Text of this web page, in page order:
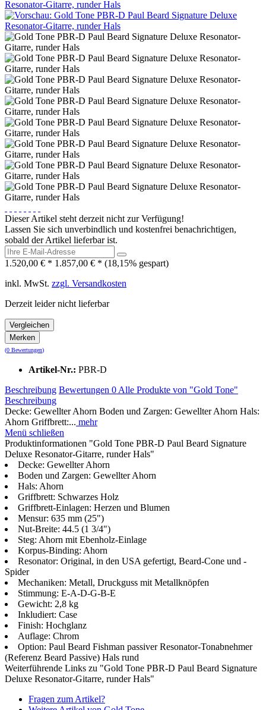
Dieser Artikel steht derzeit nicht zur Verfügung!
Lassen Sie sich unverbindlich und kostenfrei benachrichtigen,
sobald der Artikel lieferbar ist.
1.520,00 € * 1.857,00 € * (18,15% gespart)
inkl. MwSt. zzgl. Versandkosten
Derzeit leider nicht lieferbar
Vergleichen
Merken
(0 Bewertungen)
Artikel-Nr.: PBR-D
Beschreibung Bewertungen 0 Alle Produkte von "Gold Tone"
Beschreibung
Decke: Gewellter Ahorn Boden und Zargen: Gewellter Ahorn Hals:
Ahorn Griffbrett:... mehr
Menü schließen
Produktinformationen "Gold Tone PBR-D Paul Beard Signature
Deluxe Resonator-Gitarre, runder Hals"
Decke: Gewellter Ahorn
Boden und Zargen: Gewellter Ahorn
Hals: Ahorn
Griffbrett: Schwarzes Holz
Griffbrett-Einlagen: Herzen und Blumen
Mensur: 635 mm (25")
Nut-Breite: 44.5 (1 3/4")
Steg: Ahorn mit Ebenholz-Einlage
Korpus-Binding: Ahorn
Resonator: Original, in den USA gefertigt, Beard-Cone und -
Spider
Mechaniken: Metall, Druckguss mit Metallknöpfen
Stimmung: E-A-D-G-B-E
Gewicht: 2,8 kg
Inkludiert: Case
Finish: Hochglanz
Auflage: Chrom
Option: Paul Beard Fishman passiver Resonator-Tonabnehmer
(Referenz Beard Passive) Hals rund
Weiterführende Links zu "Gold Tone PBR-D Paul Beard Signature
Deluxe Resonator-Gitarre, runder Hals"
Fragen zum Artikel?